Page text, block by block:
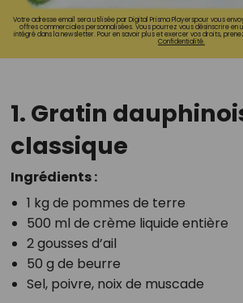
Votre adresse email sera utilisée par Digital Prisma Playerspour vous
offres commerciales personnalisées. Vous pourrez vous désinscrire en
intégré dans la newsletter. Pour en savoir plus et exercer vos droits,
Confidentialité.
1. Gratin
classique
Ingrédients :
1 kg de pommes de terre
500 ml de crème liquide entière
2 gousses d’ail
50 g de beurre
Sel, poivre, noix de muscade